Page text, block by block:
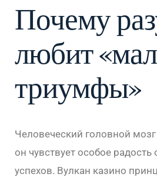
Почему
любит
триумфы»
Человеческий головной
он чувствует особое
успехов. Вулкан казино